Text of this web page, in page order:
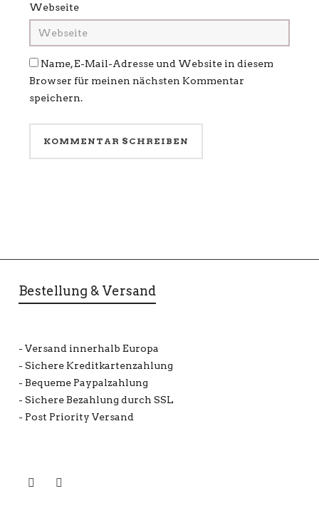
Webseite
Name, E-Mail-Adresse und Website in diesem
Browser für meinen nächsten Kommentar
speichern.
Bestellung & Versand
- Versand innerhalb Europa
- Sichere Kreditkartenzahlung
- Bequeme Paypalzahlung
- Sichere Bezahlung durch SSL
- Post Priority Versand